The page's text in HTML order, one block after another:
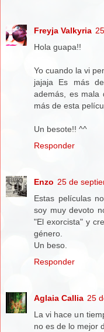
Freyja Valkyria
Hola guapa!!
Yo cuando la vi
jajaja Es más
además, es mala
más de esta
Un besote!! ^^
Responder
Enzo 25 de
Estas películas
soy muy devoto
"El exorcista" y
género.
Un beso.
Responder
Aglaia Callia 25
La vi hace un
no es de lo mejor